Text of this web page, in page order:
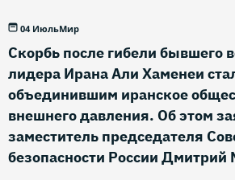
04 ИюльМир
Скорбь после гибели бывшего
лидера Ирана Али Хаменеи
объединившим иранское
внешнего давления. Об этом
заместитель председателя
безопасности России Дмитрий